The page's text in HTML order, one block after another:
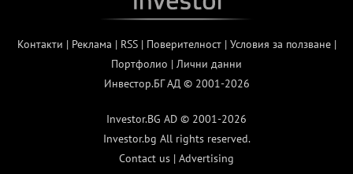
Контакти | Реклама | RSS| Поверителност| Условия за ползване|
Портфолио | Лични данни
Инвестор.БГ АД © 2001-2026
Investor.BG AD © 2001-2026
Investor.bg All rights reserved.
Contact us | Advertising